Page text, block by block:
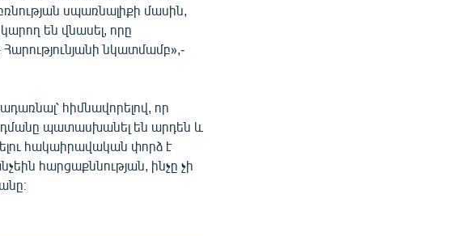
սպառնալիքի մասին,
են վնասել, որը
նկատմամբ»,-
հիմնավորելով, որ
պատասխանել են արդեն և
հակաիրավական փորձ է
հարցաքննության, ինչը չի